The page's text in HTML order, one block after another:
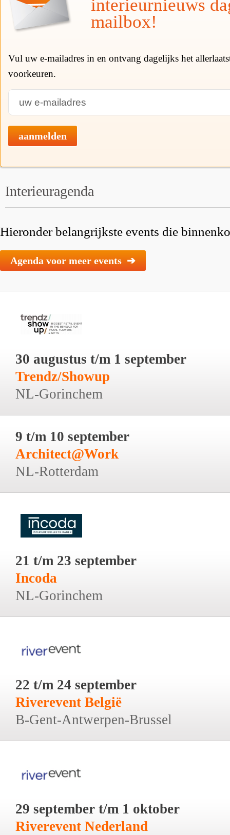
interieurnieuws
mailbox!
Vul uw e-mailadres in en ontvang dagelijks het
voorkeuren.
aanmelden
Interieuragenda
Hieronder belangrijkste events die
Agenda voor meer events ➔
30 augustus t/m 1 september
Trendz/Showup
NL-Gorinchem
9 t/m 10 september
Architect@Work
NL-Rotterdam
21 t/m 23 september
Incoda
NL-Gorinchem
22 t/m 24 september
Riverevent België
B-Gent-Antwerpen-Brussel
29 september t/m 1 oktober
Riverevent Nederland